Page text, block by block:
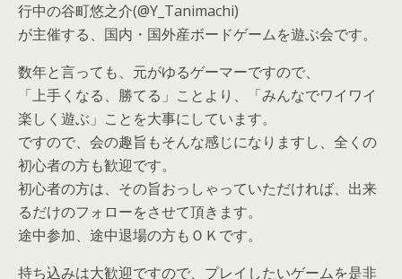
行中の谷町悠之介(@Y_Tanimachi)
が主催する、国内・国外産ボードゲームを遊ぶ会です。
数年と言っても、元がゆるゲーマーですので、
「上手くなる、勝てる」ことより、「みんなでワイワイ
楽しく遊ぶ」ことを大事にしています。
ですので、会の趣旨もそんな感じになりますし、全くの
初心者の方も歓迎です。
初心者の方は、その旨おっしゃっていただければ、出来
るだけのフォローをさせて頂きます。
途中参加、途中退場の方もＯＫです。
持ち込みは大歓迎ですので、プレイしたいゲームを是非